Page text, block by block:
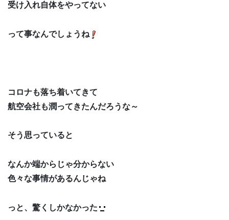
受け入れ自体をやってない
って事なんでしょうね
コロナも落ち着いてきて
航空会社も潤ってきたんだろうな～
そう思っていると
なんか端からじゃ分からない
色々な事情があるんじゃね
っと、驚くしかなかった